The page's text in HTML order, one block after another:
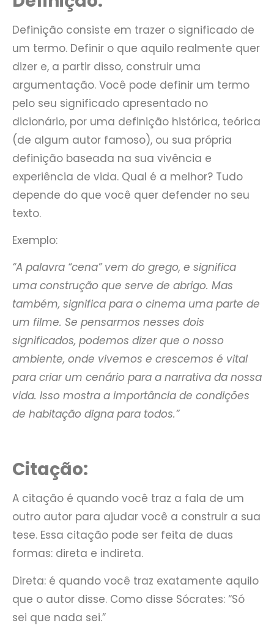
Definição consiste em trazer o significado de
um termo. Definir o que aquilo realmente quer
dizer e, a partir disso, construir uma
argumentação. Você pode definir um termo
pelo seu significado apresentado no
dicionário, por uma definição histórica, teórica
(de algum autor famoso), ou sua própria
definição baseada na sua vivência e
experiência de vida. Qual é a melhor? Tudo
depende do que você quer defender no seu
texto.
Exemplo:
“A palavra “cena” vem do grego, e significa
uma construção que serve de abrigo. Mas
também, significa para o cinema uma parte de
um filme. Se pensarmos nesses dois
significados, podemos dizer que o nosso
ambiente, onde vivemos e crescemos é vital
para criar um cenário para a narrativa da nossa
vida. Isso mostra a importância de condições
de habitação digna para todos.”
Citação:
A citação é quando você traz a fala de um
outro autor para ajudar você a construir a sua
tese. Essa citação pode ser feita de duas
formas: direta e indireta.
Direta: é quando você traz exatamente aquilo
que o autor disse. Como disse Sócrates: “Só
sei que nada sei.”